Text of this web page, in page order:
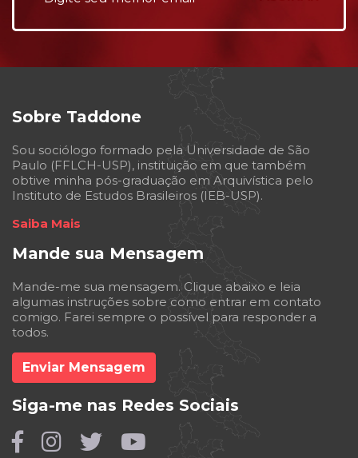
Sobre Taddone
Sou sociólogo formado pela Universidade de São
Paulo (FFLCH-USP), instituição em que também
obtive minha pós-graduação em Arquivística pelo
Instituto de Estudos Brasileiros (IEB-USP).
Saiba Mais
Mande sua Mensagem
Mande-me sua mensagem. Clique abaixo e leia
algumas instruções sobre como entrar em contato
comigo. Farei sempre o possível para responder a
todos.
Enviar Mensagem
Siga-me nas Redes Sociais